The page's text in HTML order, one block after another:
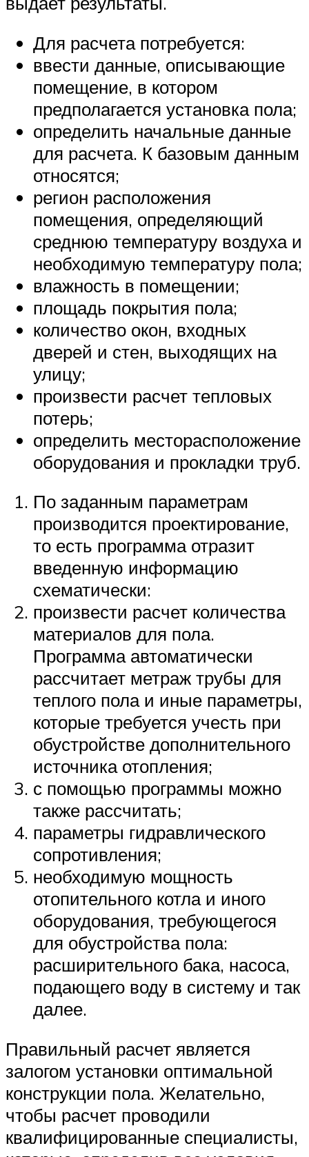
Для расчета потребуется:
ввести данные, описывающие
помещение, в котором
предполагается установка пола;
определить начальные данные
для расчета. К базовым данным
относятся;
регион расположения
помещения, определяющий
среднюю температуру воздуха и
необходимую температуру пола;
влажность в помещении;
площадь покрытия пола;
количество окон, входных
дверей и стен, выходящих на
улицу;
произвести расчет тепловых
потерь;
определить месторасположение
оборудования и прокладки труб.
По заданным параметрам
производится проектирование,
то есть программа отразит
введенную информацию
схематически:
произвести расчет количества
материалов для пола.
Программа автоматически
рассчитает метраж трубы для
теплого пола и иные параметры,
которые требуется учесть при
обустройстве дополнительного
источника отопления;
с помощью программы можно
также рассчитать;
параметры гидравлического
сопротивления;
необходимую мощность
отопительного котла и иного
оборудования, требующегося
для обустройства пола:
расширительного бака, насоса,
подающего воду в систему и так
далее.
Правильный расчет является
залогом установки оптимальной
конструкции пола. Желательно,
чтобы расчет проводили
квалифицированные специалисты,